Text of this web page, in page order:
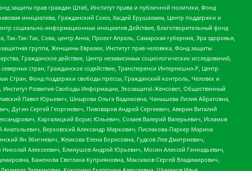
защиты прав граждан Штаб, Институт права и публичной политики, Фонд
инициатива, Гражданский Союз, Хасдей Ерушалаим, Центр поддержки и
социально-информационных инициатив Действие, Благотворительный фонд
Так-Так, Сова, центр Анна, Проект Апрель, Самарская губерния, Эра здоровья,
группа, Женщины Евразии, Институт прав человека, Фонд защиты
Гражданское действие, Центр независимых социологических исследований,
стран, Гражданское содействие, Трансперенси Интернешнл-Р, Центр
Стран, Фонд поддержки свободы прессы, Гражданский контроль, Человек и
Развития Свободы Информации, Экозащита!-Женсовет, Общественный
Павел Юрьевич, Шнырова Ольга Вадимовна, Чанышева Лилия Айратовна,
Дугин Сергей Георгиевич, Пивоваров Андрей Сергеевич, Аверин Виталий
Каргалицкий Борис Юльевич, Созаев Валерий Валерьевич, Исламов
Верховский Александр Маркович, Пислакова-Паркер Марина
Ян Збигневич, Жемкова Елена Борисовна, Гудков Лев Дмитриевич,
Алексеевич, Блинушов Андрей Юрьевич, Мосин Алексей Геннадьевич,
Баженова Светлана Куприяновна, Максимов Сергей Владимирович,